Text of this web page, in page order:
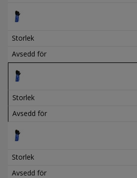
Storlek
Avsedd för
Storlek
Avsedd för
Storlek
Avsedd för